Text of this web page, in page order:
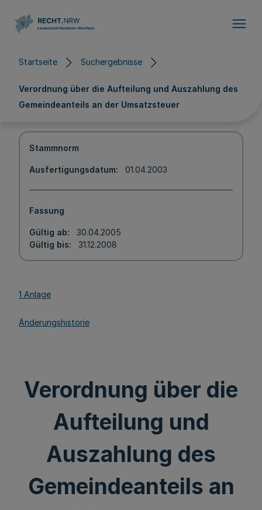
Startseite Suchergebnisse
Verordnung über die Aufteilung und Auszahlung des
Gemeindeanteils an der Umsatzsteuer
Stammnorm
Ausfertigungsdatum 01.04.2003
Fassung
Gültig ab
30.04.2005
Gültig bis
31.12.2008
1 Anlage
Änderungshistorie
Verordnung über die
Aufteilung und
Auszahlung des
Gemeindeanteils an